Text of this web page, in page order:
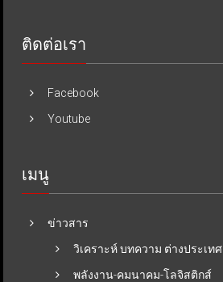
ติดต่อเรา
Facebook
Youtube
เมนู
ข่าวสาร
วิเคราะห์ บทความ ต่างประเทศ
พลังงาน-คมนาคม-โลจิสติกส์